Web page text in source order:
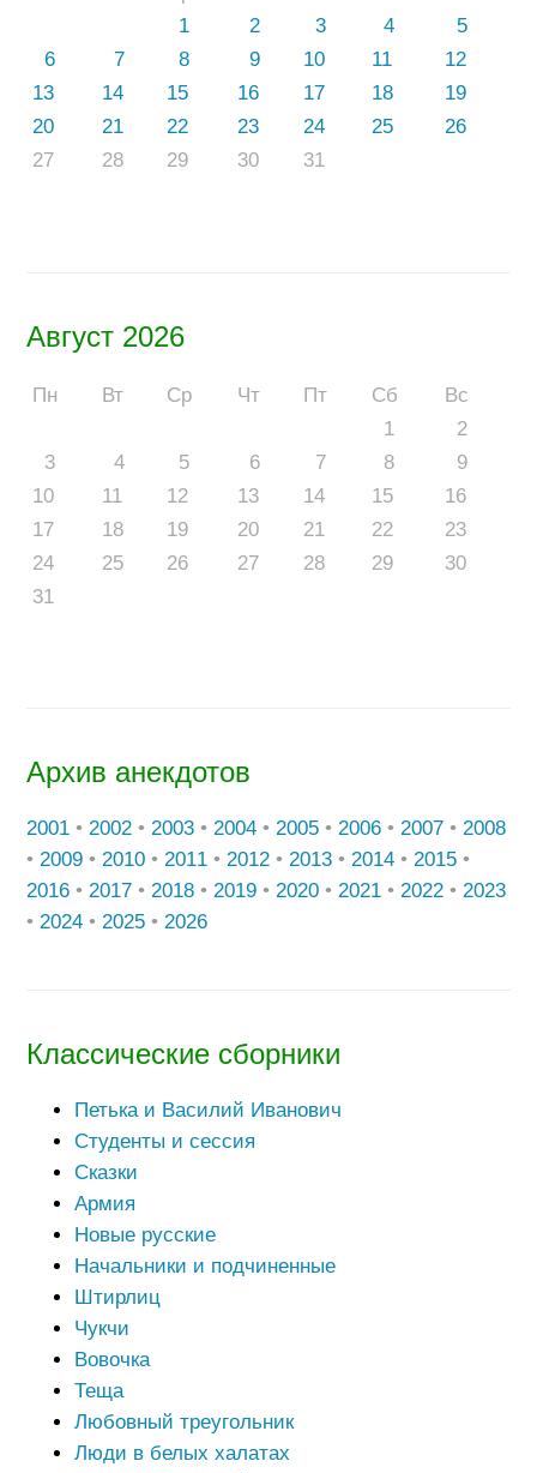
1
2 3 4
5
6
7 8 9 10 11
12
13
14 15 16 17 18
19
20
21 22 23 24 25
26
27
28 29 30 31
Август 2026
Пн Вт Ср Чт Пт Сб
Вс
1
2
3
4 5 6 7 8
9
10
11 12 13 14 15
16
17
18 19 20 21 22
23
24
25 26 27 28 29
30
31
Архив анекдотов
2001 • 2002 • 2003 • 2004 • 2005 • 2006 • 2007 • 2008
• 2009 • 2010 • 2011 • 2012 • 2013 • 2014 • 2015 •
2016 • 2017 • 2018 • 2019 • 2020 • 2021 • 2022 • 2023
• 2024 • 2025 • 2026
Классические сборники
Петька и Василий Иванович
Студенты и сессия
Сказки
Армия
Новые русские
Начальники и подчиненные
Штирлиц
Чукчи
Вовочка
Теща
Любовный треугольник
Люди в белых халатах